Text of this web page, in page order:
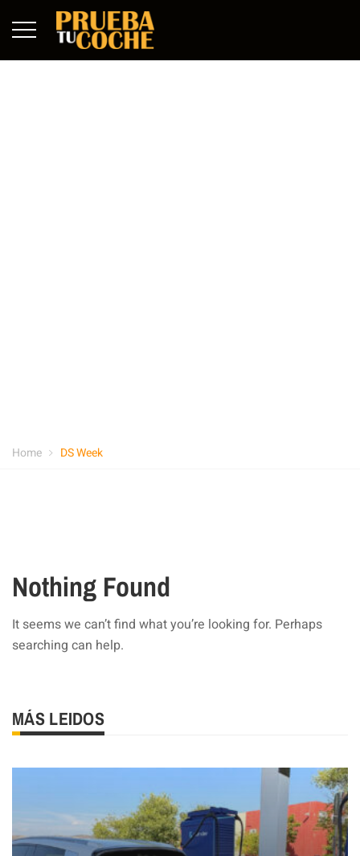
Home DS Week
Nothing Found
It seems we can’t find what you’re looking for. Perhaps
searching can help.
MÁS LEIDOS